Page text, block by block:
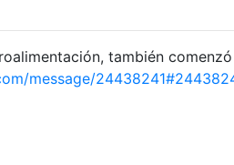
también
message/